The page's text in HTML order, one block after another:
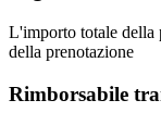
L'importo totale della
della prenotazione
Rimborsabile